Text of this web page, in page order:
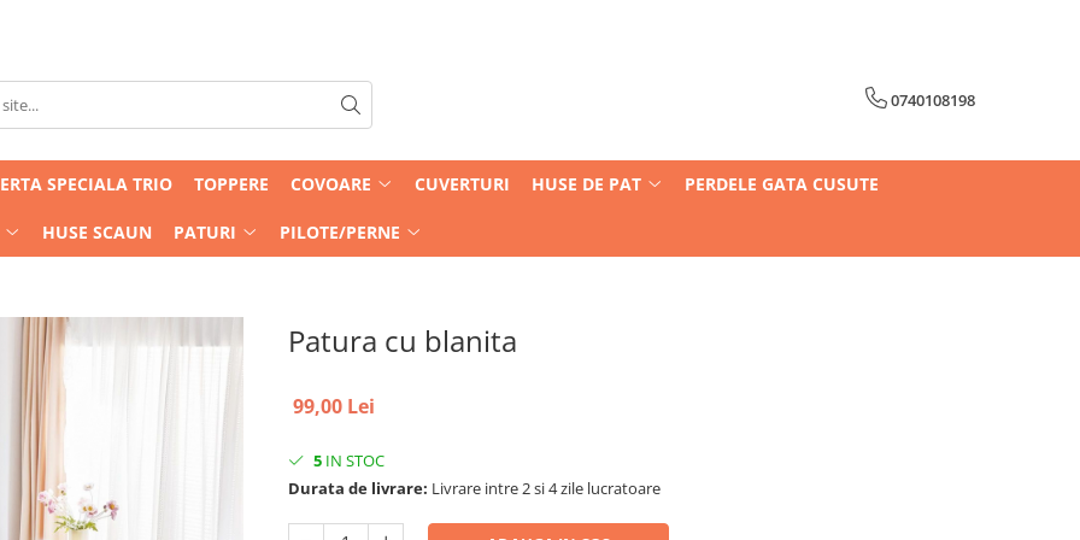
0740108198
SPECIALA TRIO TOPPERE COVOARE CUVERTURI HUSE DE PAT PERDELE GATA CUSUTE
HUSE SCAUN PATURI PILOTE/PERNE
Patura cu blanita
99,00 Lei
5 IN STOC
Durata de livrare: Livrare intre 2 si 4 zile lucratoare